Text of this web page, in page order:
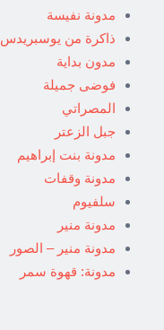
مدونة نفيسة
ذاكرة من يوسبريدس
مدون بداية
فوضى جميلة
المصراتي
جبل الزعتر
مدونة بنت إبراهيم
مدونة وقفات
سلفيوم
مدونة منير
مدونة منير – الصور
مدونة: قهوة سمر